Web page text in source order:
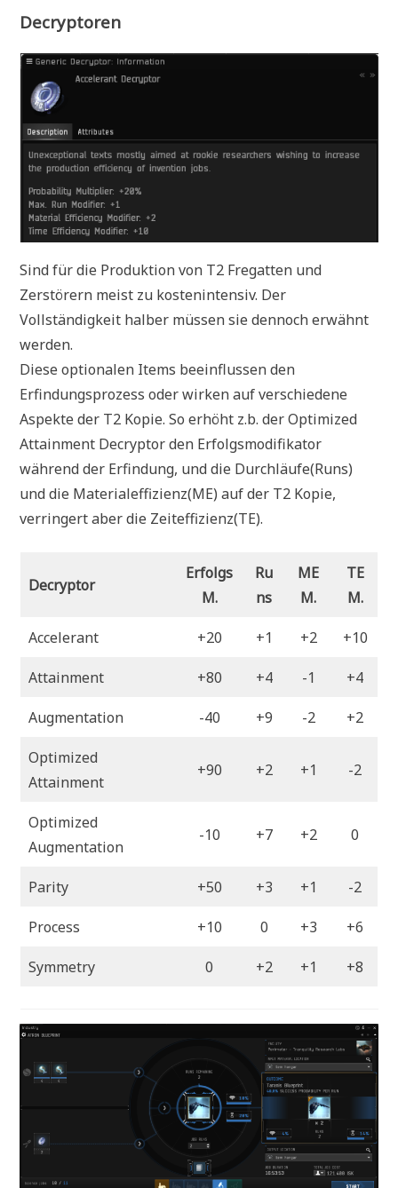
Decryptoren
Sind für die Produktion von T2 Fregatten und
Zerstörern meist zu kostenintensiv. Der
Vollständigkeit halber müssen sie dennoch erwähnt
werden.
Diese optionalen Items beeinflussen den
Erfindungsprozess oder wirken auf verschiedene
Aspekte der T2 Kopie. So erhöht z.b. der Optimized
Attainment Decryptor den Erfolgsmodifikator
während der Erfindung, und die Durchläufe(Runs)
und die Materialeffizienz(ME) auf der T2 Kopie,
verringert aber die Zeiteffizienz(TE).
Decryptor
Erfolgs
M.
Ru
ns
ME
M.
TE
M.
Accelerant +20 +1 +2 +10
Attainment +80 +4 -1 +4
Augmentation -40 +9 -2 +2
Optimized
Attainment
+90 +2 +1 -2
Optimized
Augmentation
-10 +7 +2 0
Parity +50 +3 +1 -2
Process +10 0 +3 +6
Symmetry 0 +2 +1 +8